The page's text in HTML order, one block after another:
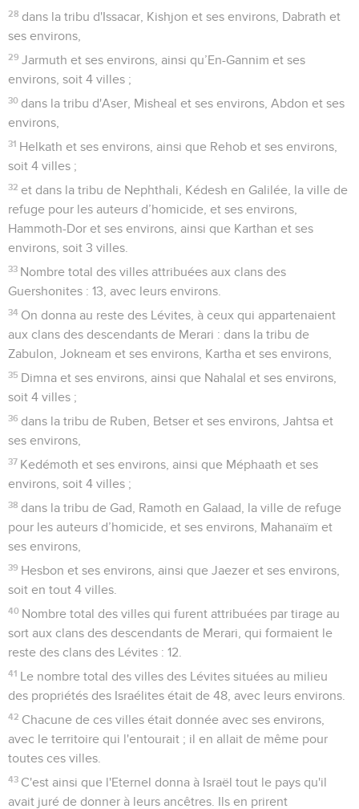
28 dans la tribu d'Issacar, Kishjon et ses environs, Dabrath et
ses environs,
29 Jarmuth et ses environs, ainsi qu’En-Gannim et ses
environs, soit 4 villes ;
30 dans la tribu d'Aser, Misheal et ses environs, Abdon et ses
environs,
31 Helkath et ses environs, ainsi que Rehob et ses environs,
soit 4 villes ;
32 et dans la tribu de Nephthali, Kédesh en Galilée, la ville de
refuge pour les auteurs d’homicide, et ses environs,
Hammoth-Dor et ses environs, ainsi que Karthan et ses
environs, soit 3 villes.
33 Nombre total des villes attribuées aux clans des
Guershonites : 13, avec leurs environs.
34 On donna au reste des Lévites, à ceux qui appartenaient
aux clans des descendants de Merari : dans la tribu de
Zabulon, Jokneam et ses environs, Kartha et ses environs,
35 Dimna et ses environs, ainsi que Nahalal et ses environs,
soit 4 villes ;
36 dans la tribu de Ruben, Betser et ses environs, Jahtsa et
ses environs,
37 Kedémoth et ses environs, ainsi que Méphaath et ses
environs, soit 4 villes ;
38 dans la tribu de Gad, Ramoth en Galaad, la ville de refuge
pour les auteurs d’homicide, et ses environs, Mahanaïm et
ses environs,
39 Hesbon et ses environs, ainsi que Jaezer et ses environs,
soit en tout 4 villes.
40 Nombre total des villes qui furent attribuées par tirage au
sort aux clans des descendants de Merari, qui formaient le
reste des clans des Lévites : 12.
41 Le nombre total des villes des Lévites situées au milieu
des propriétés des Israélites était de 48, avec leurs environs.
42 Chacune de ces villes était donnée avec ses environs,
avec le territoire qui l'entourait ; il en allait de même pour
toutes ces villes.
43 C'est ainsi que l'Eternel donna à Israël tout le pays qu'il
avait juré de donner à leurs ancêtres. Ils en prirent